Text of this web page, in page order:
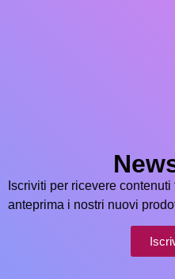
Iscriviti per ricevere
anteprima i nostri nuovi